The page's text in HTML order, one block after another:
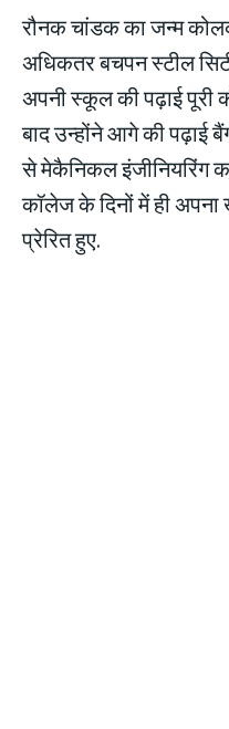
रौनक चांडक का जन्म
अधिकतर बचपन स्टील सिटी
अपनी स्कूल की पढ़ाई
बाद उन्होंने आगे की पढ़ाई
से मेकैनिकल इंजीनियरिंग
कॉलेज के दिनों में ही
प्रेरित हुए.